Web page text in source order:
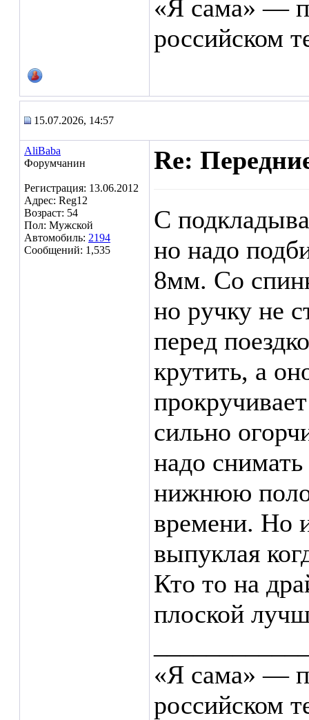
«Я сама» —
российском
15.07.2026, 14:57
AliBaba
Форумчанин
Регистрация: 13.06.2012
Адрес: Reg12
Возраст: 54
Пол: Мужской
Автомобиль: 2194
Сообщений: 1,535
Re:
С
но надо
8мм. Со
но ручку не
перед
крутить, а
сильно
надо снимать
нижнюю
времени. Но
выпуклая
Кто то на
плоской
«Я сама» —
российском